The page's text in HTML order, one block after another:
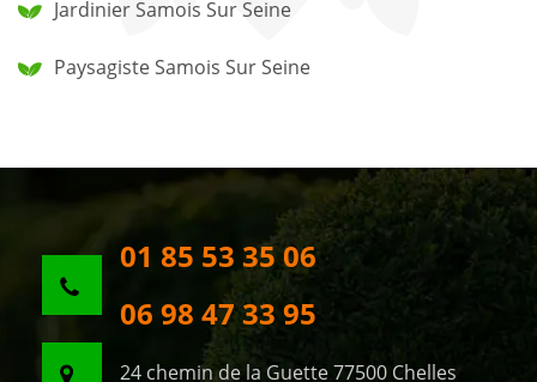
Jardinier Samois Sur Seine
Paysagiste Samois Sur Seine
01 85 53 35 06
06 98 47 33 95
24 chemin de la Guette 77500 Chelles